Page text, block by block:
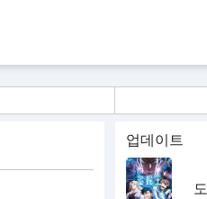
업데이트